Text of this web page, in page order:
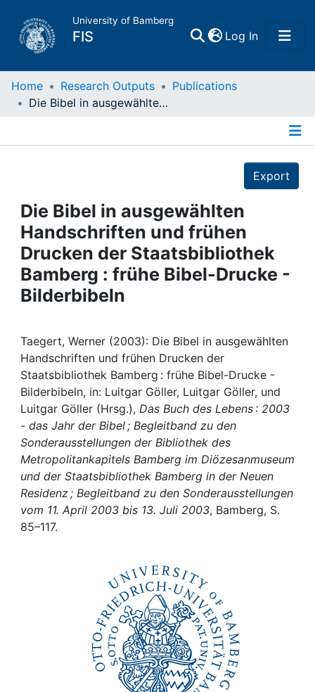
University of Bamberg
FIS Log In(current)
Home
Projects
People
Institutions
My FIS
Help
Home Research Outputs
Publications
Die Bibel in ausgewählten Handschriften und frühen Drucken der Staatsbibliothek Bamberg : frühe Bibel-Drucke - Bilderbibeln
Export
Die Bibel in ausgewählten
Handschriften und frühen
Drucken der Staatsbibliothek
Bamberg : frühe Bibel-Drucke -
Bilderbibeln
Taegert, Werner (2003): Die Bibel in ausgewählten
Handschriften und frühen Drucken der
Staatsbibliothek Bamberg : frühe Bibel-Drucke -
Bilderbibeln, in: Luitgar Göller, Luitgar Göller, und
Luitgar Göller (Hrsg.), Das Buch des Lebens : 2003
- das Jahr der Bibel ; Begleitband zu den
Sonderausstellungen der Bibliothek des
Metropolitankapitels Bamberg im Diözesanmuseum
und der Staatsbibliothek Bamberg in der Neuen
Residenz ; Begleitband zu den Sonderausstellungen
vom 11. April 2003 bis 13. Juli 2003, Bamberg, S.
85–117.